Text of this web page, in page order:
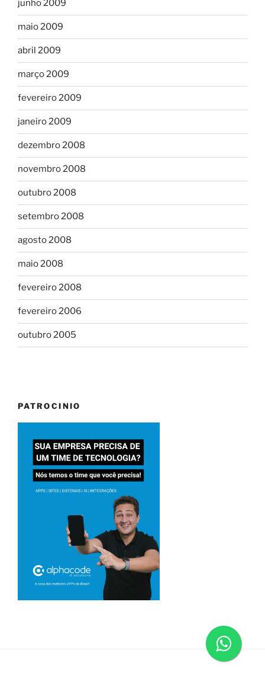
junho 2009
maio 2009
abril 2009
março 2009
fevereiro 2009
janeiro 2009
dezembro 2008
novembro 2008
outubro 2008
setembro 2008
agosto 2008
maio 2008
fevereiro 2008
fevereiro 2006
outubro 2005
PATROCINIO